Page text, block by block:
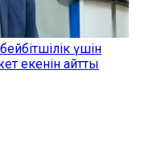
үшін
екенін айтты